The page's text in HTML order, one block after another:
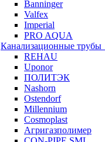
Banninger
Valfex
Imperial
PRO AQUA
Канализационные трубы
REHAU
Uponor
ПОЛИТЭК
Nashorn
Ostendorf
Millennium
Cosmoplast
Агригазполимер